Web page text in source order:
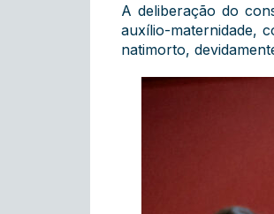
A deliberação do
auxílio-maternidade,
natimorto,